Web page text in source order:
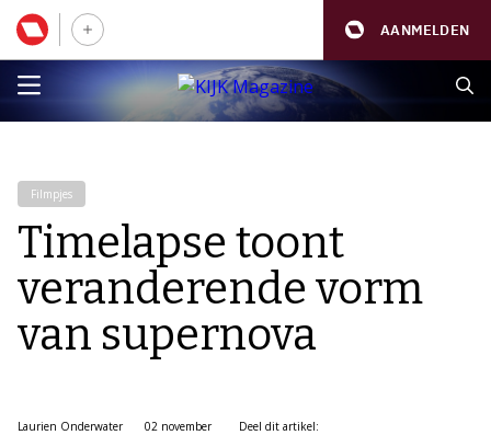
AANMELDEN
Filmpjes
Timelapse toont
veranderende vorm
van supernova
Laurien Onderwater
02 november
Deel dit artikel: